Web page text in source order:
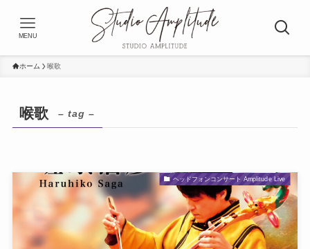
MENU
ホーム 喉歌
喉歌 – tag –
ヘッドフォンコンサート Amplitude Live